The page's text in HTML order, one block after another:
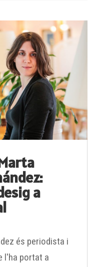
a
és periodista i
l'ha portat a
de